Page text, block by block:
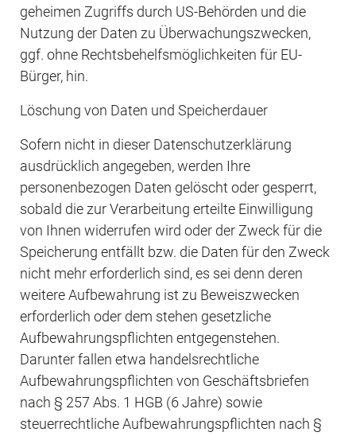
geheimen Zugriffs durch US-Behörden und die
Nutzung der Daten zu Überwachungszwecken,
ggf. ohne Rechtsbehelfsmöglichkeiten für EU-
Bürger, hin.
Löschung von Daten und Speicherdauer
Sofern nicht in dieser Datenschutzerklärung
ausdrücklich angegeben, werden Ihre
personenbezogen Daten gelöscht oder gesperrt,
sobald die zur Verarbeitung erteilte Einwilligung
von Ihnen widerrufen wird oder der Zweck für die
Speicherung entfällt bzw. die Daten für den Zweck
nicht mehr erforderlich sind, es sei denn deren
weitere Aufbewahrung ist zu Beweiszwecken
erforderlich oder dem stehen gesetzliche
Aufbewahrungspflichten entgegenstehen.
Darunter fallen etwa handelsrechtliche
Aufbewahrungspflichten von Geschäftsbriefen
nach § 257 Abs. 1 HGB (6 Jahre) sowie
steuerrechtliche Aufbewahrungspflichten nach §